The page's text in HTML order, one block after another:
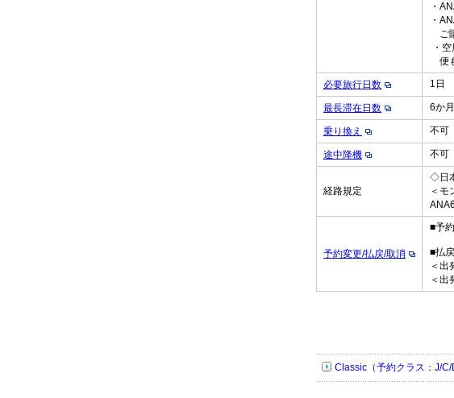
・
・
ご
・
便
必要旅行日数 1日
最長滞在日数 6か月
乗り換え 不可
途中降機 不可
経路規定
◇日
＜モ
予約変更/払戻/取消
■予
■払
＜
＜
Classic（予約クラス：J/C/